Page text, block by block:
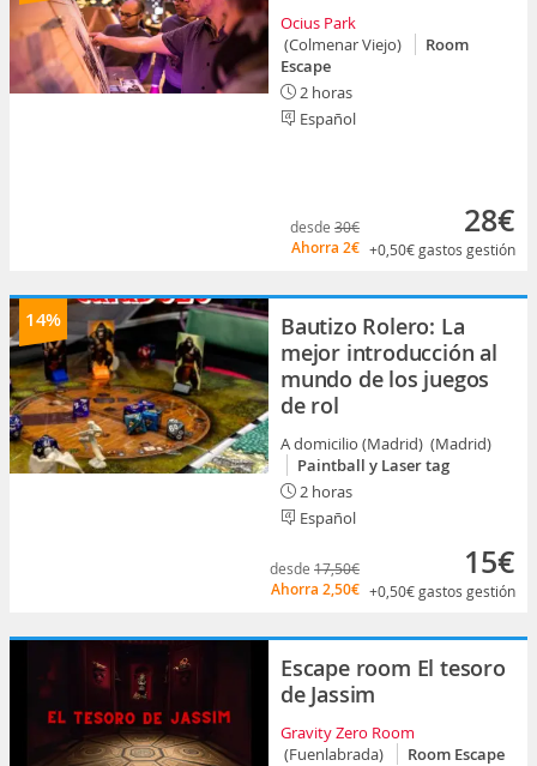
Ocius Park
(Colmenar Viejo)
Room
Escape
2 horas
Español
desde 30€
Ahorra 2€
28€
+0,50€gastos gestión
14%
Bautizo Rolero: La
mejor introducción al
mundo de los juegos
de rol
A domicilio (Madrid) (Madrid)
Paintball y Laser tag
2 horas
Español
desde 17,50€
Ahorra 2,50€
15€
+0,50€gastos gestión
Escape room El tesoro
de Jassim
Gravity Zero Room
(Fuenlabrada)
Room Escape